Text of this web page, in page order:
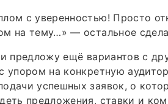
с уверенностью! Просто
на тему…» — остальное
предложу ещё вариантов с
упором на конкретную
успешных заявок, о
предложения, ставки и